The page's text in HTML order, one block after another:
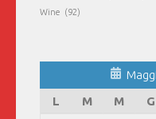
Wine (92)
L
M M G